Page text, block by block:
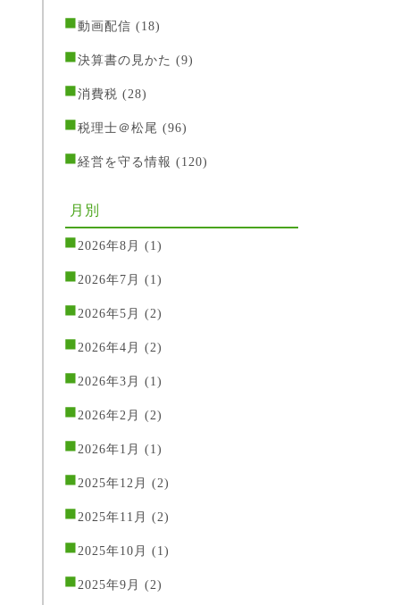
動画配信 (18)
決算書の見かた (9)
消費税 (28)
税理士＠松尾 (96)
経営を守る情報 (120)
月別
2026年8月 (1)
2026年7月 (1)
2026年5月 (2)
2026年4月 (2)
2026年3月 (1)
2026年2月 (2)
2026年1月 (1)
2025年12月 (2)
2025年11月 (2)
2025年10月 (1)
2025年9月 (2)